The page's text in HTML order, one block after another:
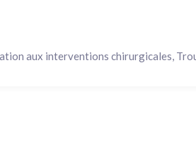
aux interventions chirurgicales,